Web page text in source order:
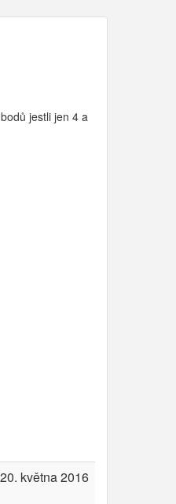
jestli jen 4 a
20. května 2016